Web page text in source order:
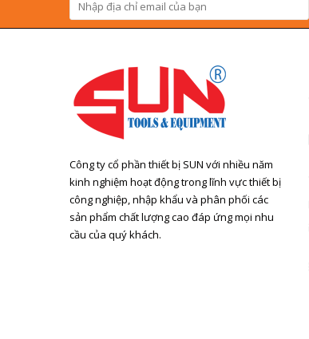
Công ty cổ phần thiết bị SUN với nhiều năm
kinh nghiệm hoạt động trong lĩnh vực thiết bị
công nghiệp, nhập khẩu và phân phối các
sản phẩm chất lượng cao đáp ứng mọi nhu
cầu của quý khách.